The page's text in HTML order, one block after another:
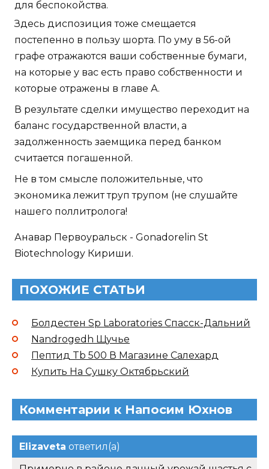
для беспокойства.
Здесь диспозиция тоже смещается
постепенно в пользу шорта. По уму в 56-ой
графе отражаются ваши собственные бумаги,
на которые у вас есть право собственности и
которые отражены в главе А.
В результате сделки имущество переходит на
баланс государственной власти, а
задолженность заемщика перед банком
считается погашенной.
Не в том смысле положительные, что
экономика лежит труп трупом (не слушайте
нашего поллитролога!
Анавар Первоуральск - Gonadorelin St
Biotechnology Кириши.
ПОХОЖИЕ СТАТЬИ
Болдестен Sp Laboratories Спасск-Дальний
Nandrogedh Щучье
Пептид Tb 500 В Магазине Салехард
Купить На Сушку Октябрьский
Комментарии к Напосим Юхнов
Elizaveta ответил(а)